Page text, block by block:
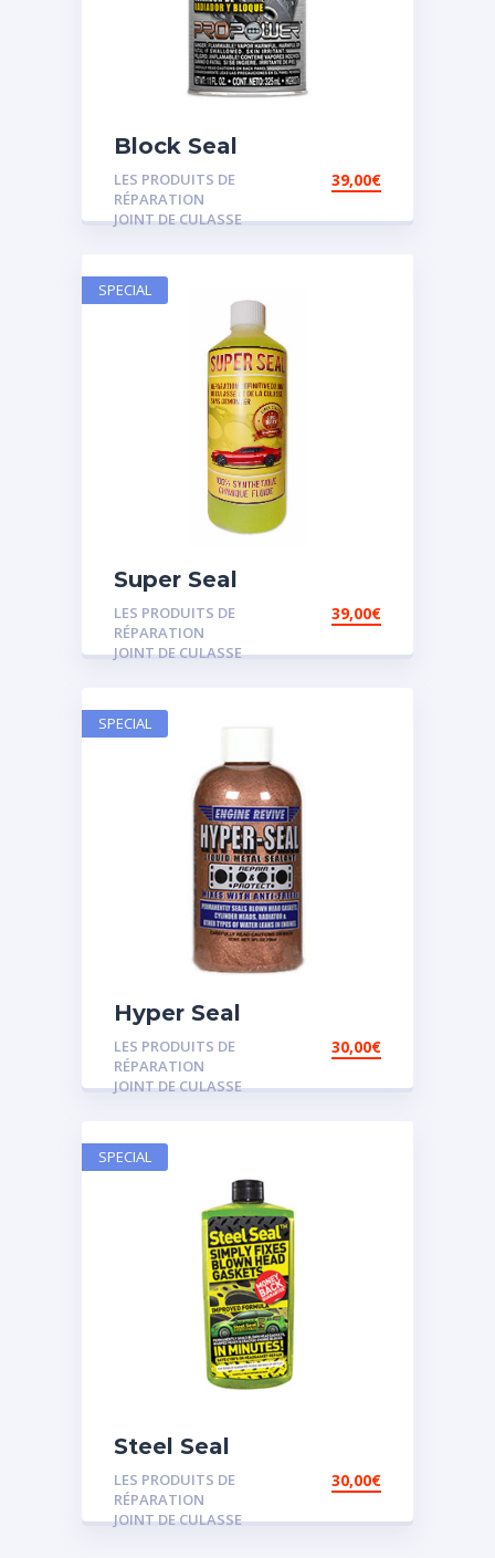
Block Seal
LES PRODUITS DE
RÉPARATION
JOINT DE CULASSE
39,00€
Super Seal
LES PRODUITS DE
RÉPARATION
JOINT DE CULASSE
39,00€
SPECIAL
Hyper Seal
LES PRODUITS DE
RÉPARATION
JOINT DE CULASSE
30,00€
SPECIAL
Steel Seal
LES PRODUITS DE
RÉPARATION
JOINT DE CULASSE
30,00€
SPECIAL